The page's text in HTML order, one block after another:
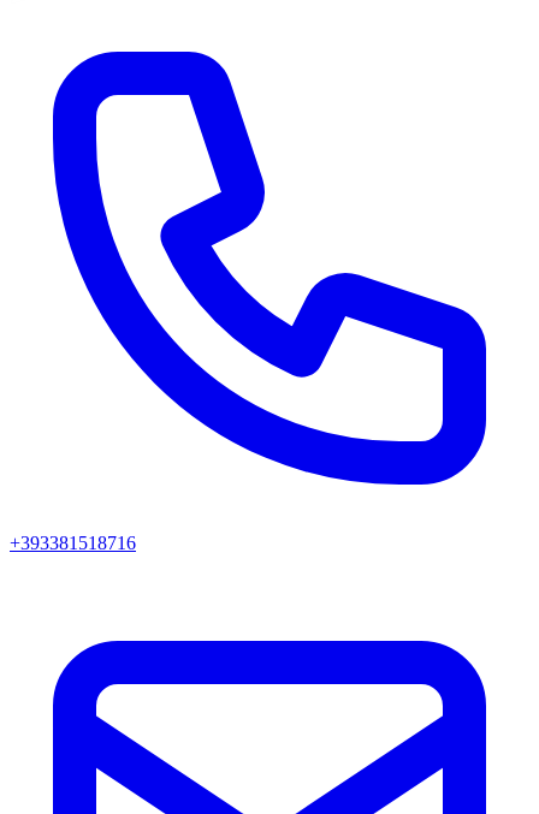
+393381518716